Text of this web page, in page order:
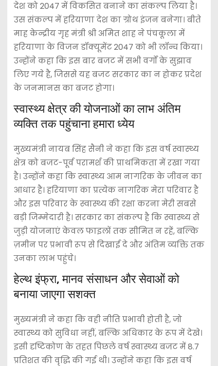
देश को 2047 में विकसित बनाने का संकल्प लिया है।
उस संकल्प में हरियाणा देश का ग्रोथ इंजन बनेगा। बीते
माह केन्द्रीय गृह मंत्री श्री अमित शाह ने पंचकूला में
हरियाणा के विजन डॉक्यूमेंट 2047 को भी लॉन्च किया।
उन्होंने कहा कि इस बार बजट में सभी वर्गों के सुझाव
लिए गये है, जिससे यह बजट सरकार का न होकर प्रदेश
के जनमानस का बजट होगा।
स्वास्थ्य क्षेत्र की योजनाओं का लाभ अंतिम
व्यक्ति तक पहुंचाना हमारा ध्येय
मुख्यमंत्री नायब सिंह सैनी ने कहा कि इस वर्ष स्वास्थ्य
क्षेत्र को बजट-पूर्व परामर्श की प्राथमिकता में रखा गया
है। उन्होंने कहा कि स्वास्थ्य आम नागरिक के जीवन का
आधार है। हरियाणा का प्रत्येक नागरिक मेरा परिवार है
और इस परिवार के स्वास्थ्य की रक्षा करना मेरी सबसे
बड़ी जिम्मेदारी है। सरकार का संकल्प है कि स्वास्थ्य से
जुड़ी योजनाएं केवल फाइलों तक सीमित न रहें, बल्कि
ज़मीन पर प्रभावी रूप से दिखाई दे और अंतिम व्यक्ति तक
उनका लाभ पहुंचे।
हेल्थ इंफ्रा, मानव संसाधन और सेवाओं को
बनाया जाएगा सशक्त
मुख्यमंत्री ने कहा कि वही नीति प्रभावी होती है, जो
स्वास्थ्य को सुविधा नहीं, बल्कि अधिकार के रूप में देखे।
इसी दृष्टिकोण के तहत पिछले वर्ष स्वास्थ्य बजट में 8.7
प्रतिशत की वृद्धि की गई थी। उन्होंने कहा कि इस वर्ष